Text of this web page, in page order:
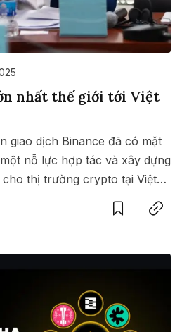
nhất thế giới tới Việt
giao dịch Binance đã có mặt
nỗ lực hợp tác và xây dựng
thị trường crypto tại Việt
SaveCopy link